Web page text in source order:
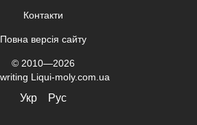
Контакти
Повна версія сайту
© 2010—2026
Liqui-moly.com.ua
Укр Рус